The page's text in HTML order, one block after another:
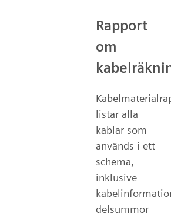
Rapport
om
listar alla
kablar som
används i ett
schema,
inklusive
delsummor